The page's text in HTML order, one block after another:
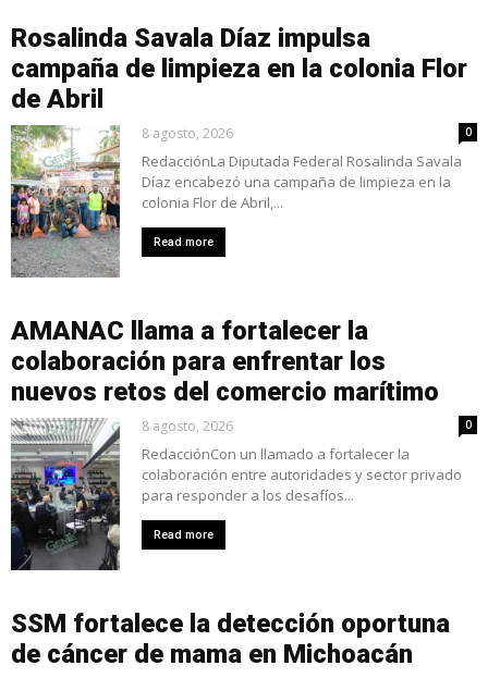
Rosalinda Savala Díaz impulsa
campaña de limpieza en la colonia Flor
de Abril
8 agosto, 2026 0
RedacciónLa Diputada Federal Rosalinda Savala
Díaz encabezó una campaña de limpieza en la
colonia Flor de Abril,...
Read more
AMANAC llama a fortalecer la
colaboración para enfrentar los
nuevos retos del comercio marítimo
8 agosto, 2026 0
RedacciónCon un llamado a fortalecer la
colaboración entre autoridades y sector privado
para responder a los desafíos...
Read more
SSM fortalece la detección oportuna
de cáncer de mama en Michoacán